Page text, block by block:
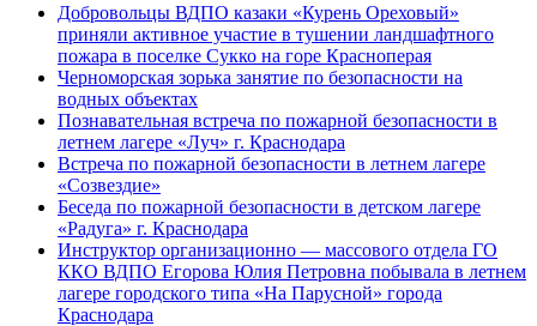
Добровольцы ВДПО казаки «Курень Ореховый»
приняли активное участие в тушении ландшафтного
пожара в поселке Сукко на горе Красноперая
Черноморская зорька занятие по безопасности на
водных объектах
Познавательная встреча по пожарной безопасности в
летнем лагере «Луч» г. Краснодара
Встреча по пожарной безопасности в летнем лагере
«Созвездие»
Беседа по пожарной безопасности в детском лагере
«Радуга» г. Краснодара
Инструктор организационно — массового отдела ГО
ККО ВДПО Егорова Юлия Петровна побывала в летнем
лагере городского типа «На Парусной» города
Краснодара